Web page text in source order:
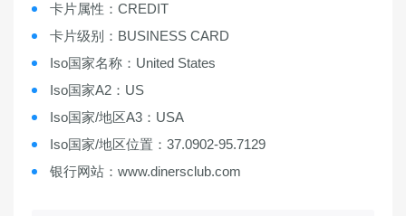
卡片属性：CREDIT
卡片级别：BUSINESS CARD
Iso国家名称：United States
Iso国家A2：US
Iso国家/地区A3：USA
Iso国家/地区位置：37.0902-95.7129
银行网站：www.dinersclub.com